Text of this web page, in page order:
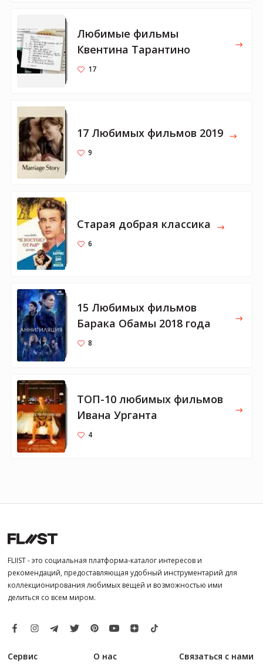
Любимые фильмы
Квентина Тарантино
17
17 Любимых фильмов 2019
9
Старая добрая классика
6
15 Любимых фильмов
Барака Обамы 2018 года
8
ТОП-10 любимых фильмов
Ивана Урганта
4
FLIIST - это социальная платформа-каталог интересов и
рекомендаций, предоставляющая удобный инструментарий для
коллекционирования любимых вещей и возможностью ими
делиться со всем миром.
Сервис О нас Связаться с нами